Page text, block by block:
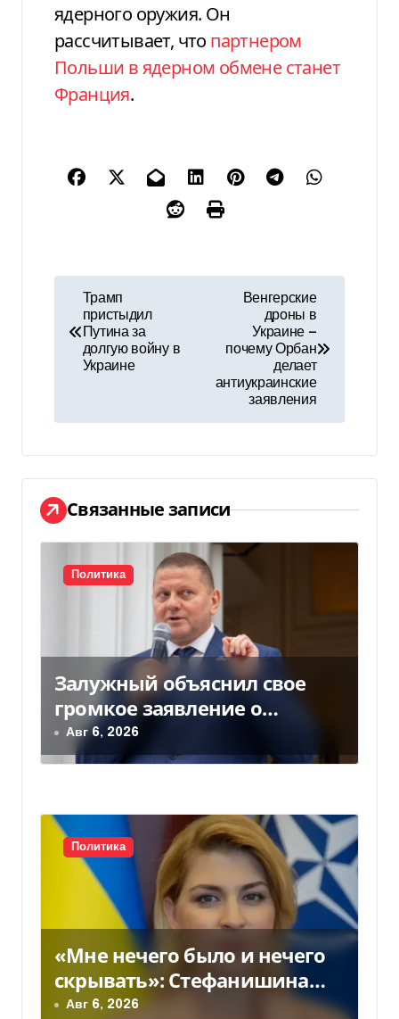
ядерного оружия. Он
рассчитывает, что партнером
Польши в ядерном обмене станет
Франция.
а
ц
и
я
о
з
а
п
и
с
Трамп
пристыдил
Путина за
долгую войну в
Украине
Венгерские
дроны в
Украине —
почему Орбан
делает
антиукраинские
заявления
Связанные записи
Политика
Залужный объяснил свое
громкое заявление о
вступлении Украины в НАТО
Авг 6, 2026
Политика
«Мне нечего было и нечего
скрывать»: Стефанишина
прокомментировала новое
Авг 6, 2026